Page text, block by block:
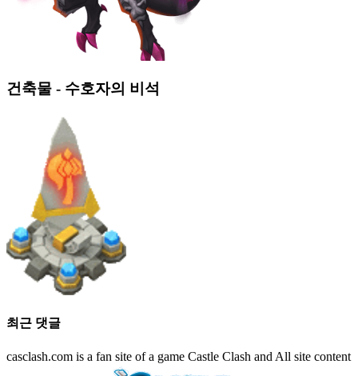
건축물 - 수호자의 비석
최근 댓글
casclash.com is a fan site of a game Castle Clash and All site content